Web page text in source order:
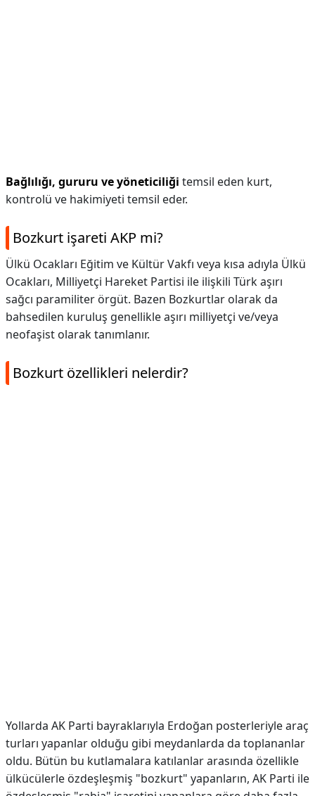
Bağlılığı, gururu ve yöneticiliği temsil eden kurt,
kontrolü ve hakimiyeti temsil eder.
Bozkurt işareti AKP mi?
Ülkü Ocakları Eğitim ve Kültür Vakfı veya kısa adıyla Ülkü
Ocakları, Milliyetçi Hareket Partisi ile ilişkili Türk aşırı
sağcı paramiliter örgüt. Bazen Bozkurtlar olarak da
bahsedilen kuruluş genellikle aşırı milliyetçi ve/veya
neofaşist olarak tanımlanır.
Bozkurt özellikleri nelerdir?
Yollarda AK Parti bayraklarıyla Erdoğan posterleriyle araç
turları yapanlar olduğu gibi meydanlarda da toplananlar
oldu. Bütün bu kutlamalara katılanlar arasında özellikle
ülkücülerle özdeşleşmiş "bozkurt" yapanların, AK Parti ile